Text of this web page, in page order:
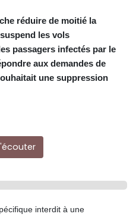
réduire de moitié la
les vols
passagers infectés par le
aux demandes de
une suppression
interdit à une